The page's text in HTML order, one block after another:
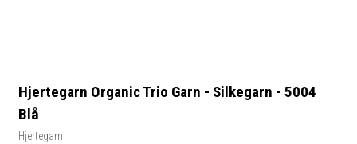
Hjertegarn Organic Trio Garn - Silkegarn - 5004
Blå
Hjertegarn